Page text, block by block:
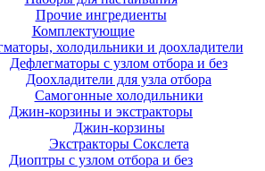
Прочие ингредиенты
Комплектующие
холодильники и доохладители
Дефлегматоры с узлом отбора и без
Доохладители для узла отбора
Самогонные холодильники
Джин-корзины и экстракторы
Джин-корзины
Экстракторы Сокслета
Диоптры с узлом отбора и без